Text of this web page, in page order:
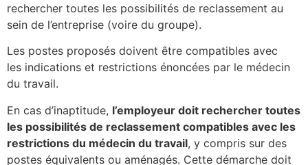
rechercher toutes les possibilités de reclassement au
sein de l’entreprise (voire du groupe).
Les postes proposés doivent être compatibles avec
les indications et restrictions énoncées par le médecin
du travail.
En cas d’inaptitude, l’employeur doit rechercher toutes
les possibilités de reclassement compatibles avec les
restrictions du médecin du travail, y compris sur des
postes équivalents ou aménagés. Cette démarche doit